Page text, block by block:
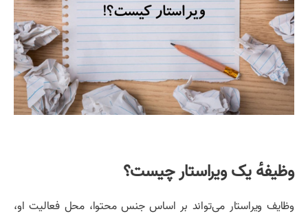
وظیفهٔ یک ویراستار چیست؟
وظایف ویراستار می‌تواند بر اساس جنس محتوا، محل فعالیت او،